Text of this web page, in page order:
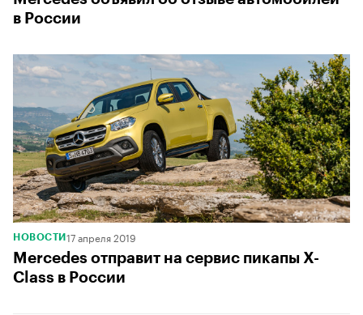
в России
НОВОСТИ 17 апреля 2019
Mercedes отправит на сервис пикапы X-
Class в России